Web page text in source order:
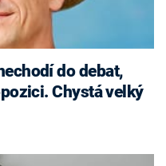
do debat,
Chystá velký